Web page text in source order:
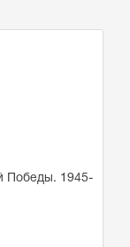
Победы. 1945-